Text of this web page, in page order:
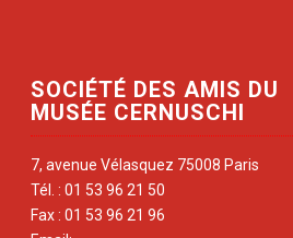
SOCIÉTÉ DES AMIS DU
MUSÉE CERNUSCHI
7, avenue Vélasquez 75008 Paris
Tél. : 01 53 96 21 50
Fax : 01 53 96 21 96